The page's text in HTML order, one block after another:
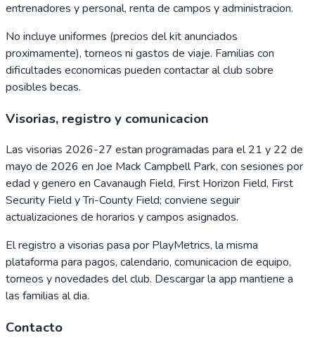
entrenadores y personal, renta de campos y administracion.
No incluye uniformes (precios del kit anunciados
proximamente), torneos ni gastos de viaje. Familias con
dificultades economicas pueden contactar al club sobre
posibles becas.
Visorias, registro y comunicacion
Las visorias 2026-27 estan programadas para el 21 y 22 de
mayo de 2026 en Joe Mack Campbell Park, con sesiones por
edad y genero en Cavanaugh Field, First Horizon Field, First
Security Field y Tri-County Field; conviene seguir
actualizaciones de horarios y campos asignados.
El registro a visorias pasa por PlayMetrics, la misma
plataforma para pagos, calendario, comunicacion de equipo,
torneos y novedades del club. Descargar la app mantiene a
las familias al dia.
Contacto